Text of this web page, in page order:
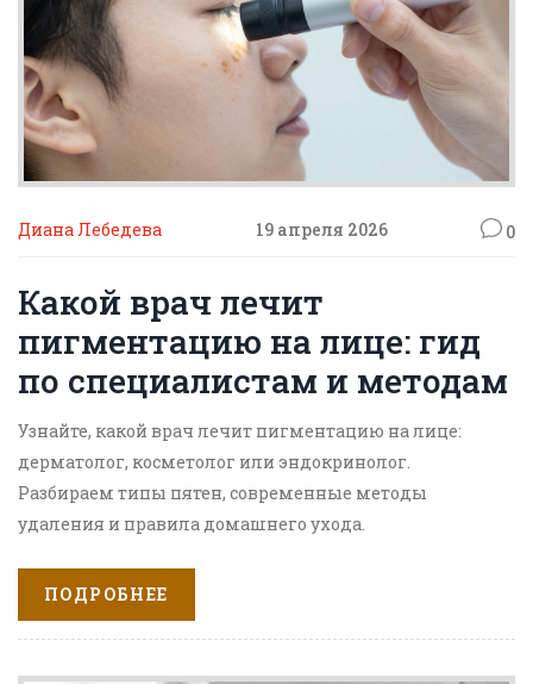
Диана Лебедева 19 апреля 2026 0
Какой врач лечит
пигментацию на лице: гид
по специалистам и методам
Узнайте, какой врач лечит пигментацию на лице:
дерматолог, косметолог или эндокринолог.
Разбираем типы пятен, современные методы
удаления и правила домашнего ухода.
ПОДРОБНЕЕ